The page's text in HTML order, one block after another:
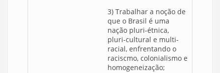
3) Trabalhar a noção de
que o Brasil é uma
nação pluri-étnica,
pluri-cultural e multi-
racial, enfrentando o
raciscmo, colonialismo e
homogeneização;